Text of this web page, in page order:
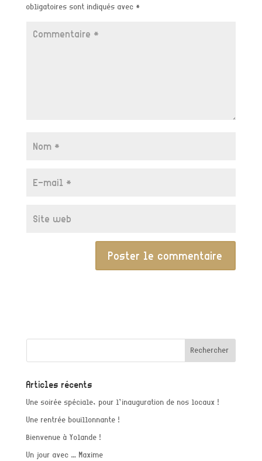
obligatoires sont indiqués avec *
Articles récents
Une soirée spéciale, pour l’inauguration de nos locaux !
Une rentrée bouillonnante !
Bienvenue à Yolande !
Un jour avec … Maxime